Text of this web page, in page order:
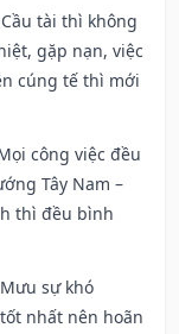
Cầu tài thì không
gặp nạn, việc
cúng tế thì mới
công việc đều
Tây Nam –
thì đều bình
Mưu sự khó
nhất nên hoãn